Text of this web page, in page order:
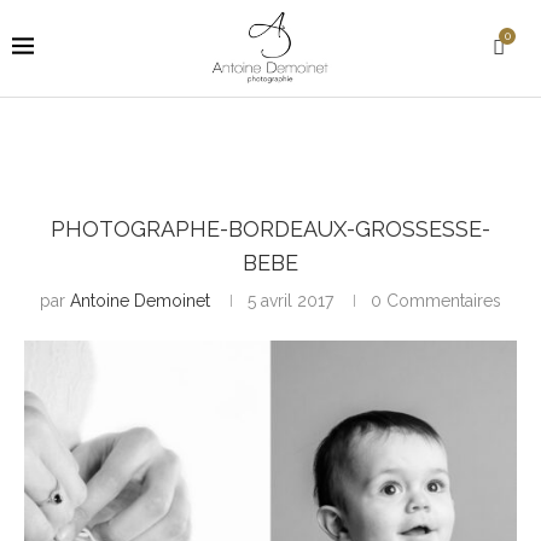
0
PHOTOGRAPHE-BORDEAUX-GROSSESSE-
BEBE
par Antoine Demoinet 5 avril 2017 0 Commentaires